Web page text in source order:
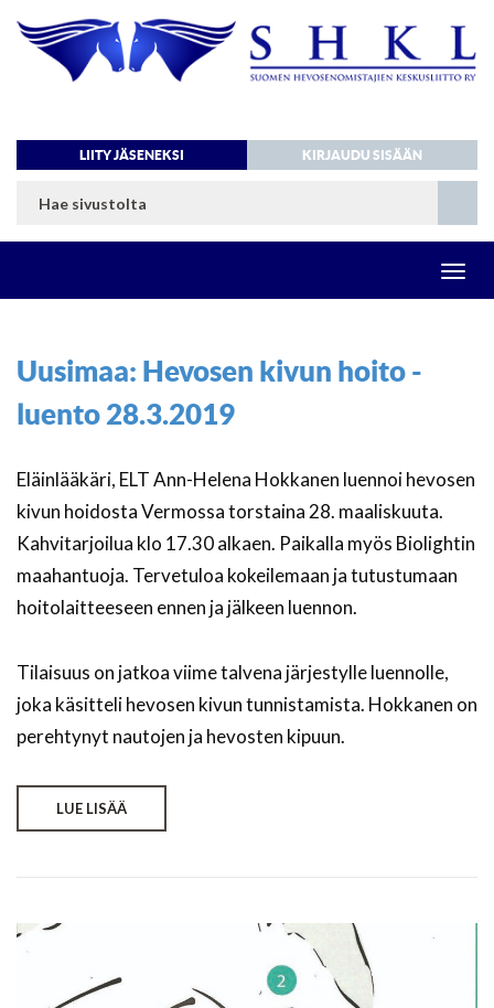
KIRJAUDU SISÄÄN
LIITY JÄSENEKSI
Uusimaa: Hevosen kivun hoito -
luento 28.3.2019
Eläinlääkäri, ELT Ann-Helena Hokkanen luennoi hevosen
kivun hoidosta Vermossa torstaina 28. maaliskuuta.
Kahvitarjoilua klo 17.30 alkaen. Paikalla myös Biolightin
maahantuoja. Tervetuloa kokeilemaan ja tutustumaan
hoitolaitteeseen ennen ja jälkeen luennon.
Tilaisuus on jatkoa viime talvena järjestylle luennolle,
joka käsitteli hevosen kivun tunnistamista. Hokkanen on
perehtynyt nautojen ja hevosten kipuun.
LUE LISÄÄ